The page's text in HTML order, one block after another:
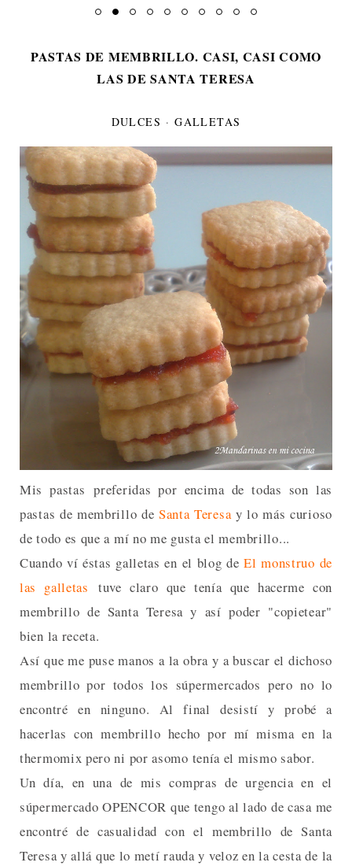
PASTAS DE MEMBRILLO. CASI, CASI COMO
LAS DE SANTA TERESA
DULCES ·GALLETAS
Mis pastas preferidas por encima de todas son las
pastas de membrillo de Santa Teresay lo más curioso
de todo es que a mí no me gusta el membrillo...
Cuando ví éstas galletas en el blog deEl monstruo de
las galletas tuve claro que tenía que hacerme con
membrillo de Santa Teresa y así poder "copietear"
bien la receta.
Así que me puse manos a la obra y a buscar el dichoso
membrillo por todos los súpermercados pero no lo
encontré en ninguno. Al final desistí y probé a
hacerlas con membrillo hecho por mí misma en la
thermomix pero ni por asomo tenía el mismo sabor.
Un día, en una de mis compras de urgencia en el
súpermercado OPENCOR que tengo al lado de casa me
encontré de casualidad con el membrillo de Santa
Teresa y allá que lo metí rauda y veloz en la cesta de la